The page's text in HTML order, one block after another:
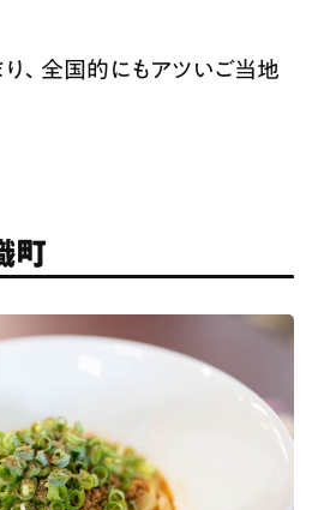
、全国的にもアツいご当地
町